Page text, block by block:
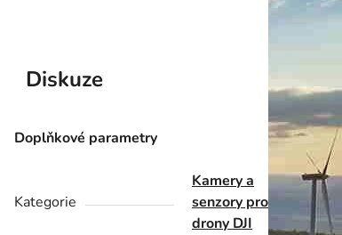
Diskuze
Doplňkové parametry
Kategorie
Kamery a
senzory pro
drony DJI